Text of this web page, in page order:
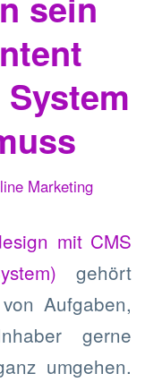
Marketing
mit CMS
gehört
Aufgaben,
gerne
umgehen.